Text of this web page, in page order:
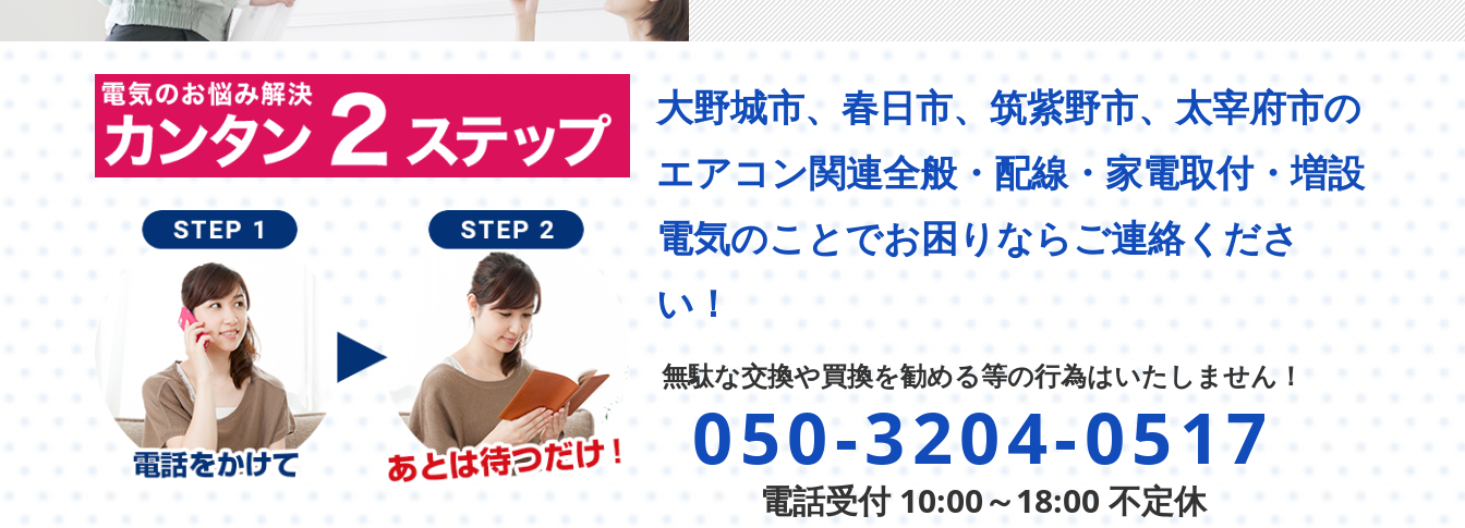
大野城市、春日市、筑紫野市、太宰府市の
エアコン関連全般・配線・家電取付・増設
電気のことでお困りならご連絡くださ
い！
無駄な交換や買換を勧める等の行為はいたしません！
050-3204-0517
電話受付 10:00～18:00 不定休